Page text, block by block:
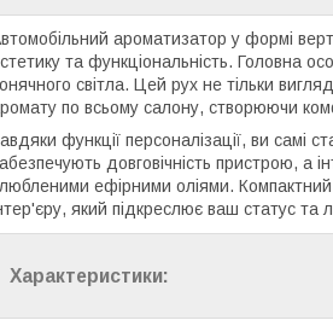
ароматизатор у формі
та функціональність. Головна
світла. Цей рух не тільки
по всьому салону, створюючи
функції персоналізації, ви самі
довговічність пристрою, а
ефірними оліями.
який підкреслює ваш статус та
Характеристики: